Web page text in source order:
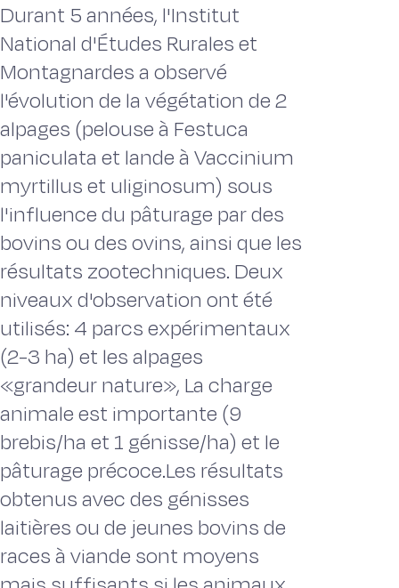
Durant 5 années, l'Institut
National d'Études Rurales et
Montagnardes a observé
l'évolution de la végétation de 2
alpages (pelouse à Festuca
paniculata et lande à Vaccinium
myrtillus et uliginosum) sous
l'influence du pâturage par des
bovins ou des ovins, ainsi que les
résultats zootechniques. Deux
niveaux d'observation ont été
utilisés: 4 parcs expérimentaux
(2-3 ha) et les alpages
«grandeur nature», La charge
animale est importante (9
brebis/ha et 1 génisse/ha) et le
pâturage précoce.Les résultats
obtenus avec des génisses
laitières ou de jeunes bovins de
races à viande sont moyens